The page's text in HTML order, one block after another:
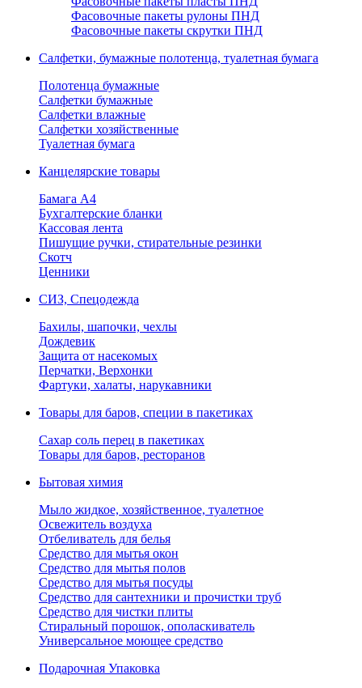
Фасовочные пакеты рулоны ПНД
Фасовочные пакеты скрутки ПНД
Салфетки, бумажные полотенца, туалетная бумага
Полотенца бумажные
Салфетки бумажные
Салфетки влажные
Салфетки хозяйственные
Туалетная бумага
Канцелярские товары
Бамага А4
Бухгалтерские бланки
Кассовая лента
Пишущие ручки, стирательные резинки
Скотч
Ценники
СИЗ, Спецодежда
Бахилы, шапочки, чехлы
Дождевик
Защита от насекомых
Перчатки, Верхонки
Фартуки, халаты, нарукавники
Товары для баров, специи в пакетиках
Сахар соль перец в пакетиках
Товары для баров, ресторанов
Бытовая химия
Мыло жидкое, хозяйственное, туалетное
Освежитель воздуха
Отбеливатель для белья
Средство для мытья окон
Средство для мытья полов
Средство для мытья посуды
Средство для сантехники и прочистки труб
Средство для чистки плиты
Стиральный порошок, ополаскиватель
Универсальное моющее средство
Подарочная Упаковка